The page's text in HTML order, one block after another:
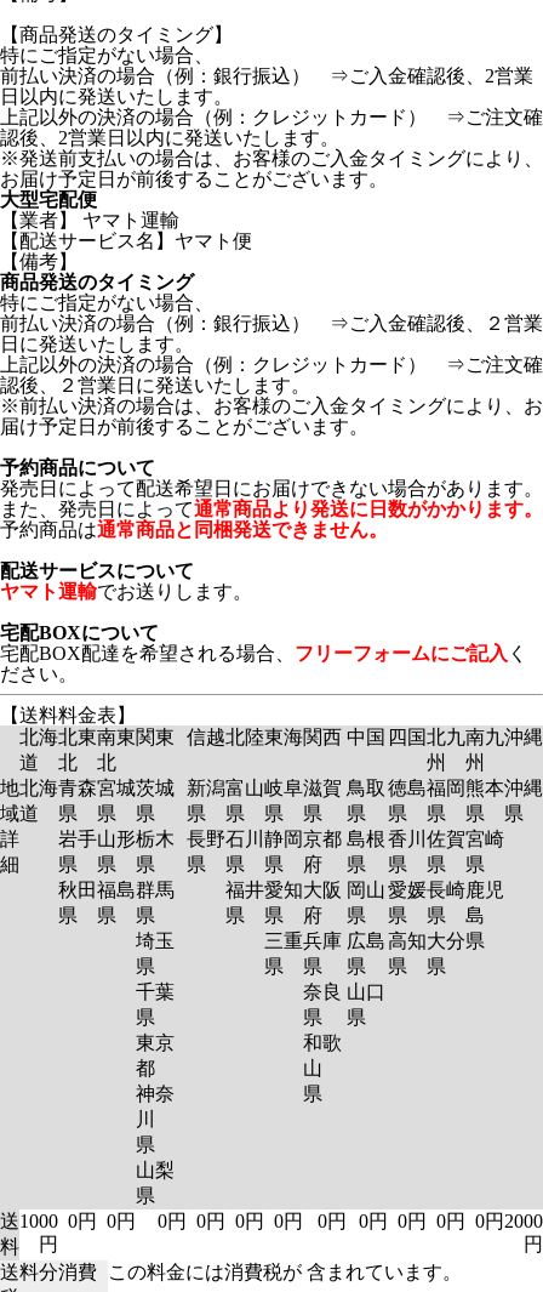
【商品発送のタイミング】
特にご指定がない場合、
前払い決済の場合（例：銀行振込） ⇒ご入金確認後、2営業
日以内に発送いたします。
上記以外の決済の場合（例：クレジットカード） ⇒ご注文確
認後、2営業日以内に発送いたします。
※発送前支払いの場合は、お客様のご入金タイミングにより、
お届け予定日が前後することがございます。
大型宅配便
【業者】 ヤマト運輸
【配送サービス名】ヤマト便
【備考】
商品発送のタイミング
特にご指定がない場合、
前払い決済の場合（例：銀行振込） ⇒ご入金確認後、２営業
日に発送いたします。
上記以外の決済の場合（例：クレジットカード） ⇒ご注文確
認後、２営業日に発送いたします。
※前払い決済の場合は、お客様のご入金タイミングにより、お
届け予定日が前後することがございます。
予約商品について
発売日によって配送希望日にお届けできない場合があります。
また、発売日によって通常商品より発送に日数がかかります。
予約商品は通常商品と同梱発送できません。
配送サービスについて
ヤマト運輸でお送りします。
宅配BOXについて
宅配BOX配達を希望される場合、 フリーフォームにご記入 く
ださい。
【送料料金表】
北海
道
北東
北
南東
北
関東 信越北陸東海関西 中国 四国北九
州
南九
州
沖縄
地
域
詳
細
北海
道
青森
県
岩手
県
秋田
県
宮城
県
山形
県
福島
県
茨城
県
栃木
県
群馬
県
埼玉
県
千葉
県
東京
都
神奈
川
県
山梨
県
新潟
県
長野
県
富山
県
石川
県
福井
県
岐阜
県
静岡
県
愛知
県
三重
県
滋賀
県
京都
府
大阪
府
兵庫
県
奈良
県
和歌
山
県
鳥取
県
島根
県
岡山
県
広島
県
山口
県
徳島
県
香川
県
愛媛
県
高知
県
福岡
県
佐賀
県
長崎
県
大分
県
熊本
県
宮崎
県
鹿児
島
県
沖縄
県
送
料
1000
円
0円 0円 0円 0円 0円 0円 0円 0円 0円 0円 0円 2000
円
送料分消費
この料金には消費税が 含まれています。